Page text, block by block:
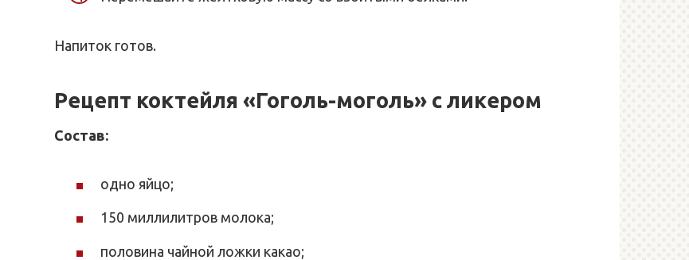
Напиток готов.
Рецепт коктейля «Гоголь-моголь» с ликером
Состав:
одно яйцо;
150 миллилитров молока;
половина чайной ложки какао;